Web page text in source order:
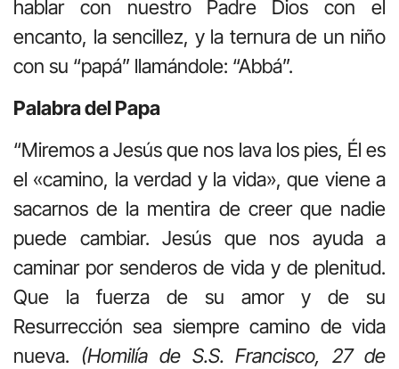
hablar con nuestro Padre Dios con el
encanto, la sencillez, y la ternura de un niño
con su “papá” llamándole: “Abbá”.
Palabra del Papa
“Miremos a Jesús que nos lava los pies, Él es
el «camino, la verdad y la vida», que viene a
sacarnos de la mentira de creer que nadie
puede cambiar. Jesús que nos ayuda a
caminar por senderos de vida y de plenitud.
Que la fuerza de su amor y de su
Resurrección sea siempre camino de vida
nueva. (Homilía de S.S. Francisco, 27 de